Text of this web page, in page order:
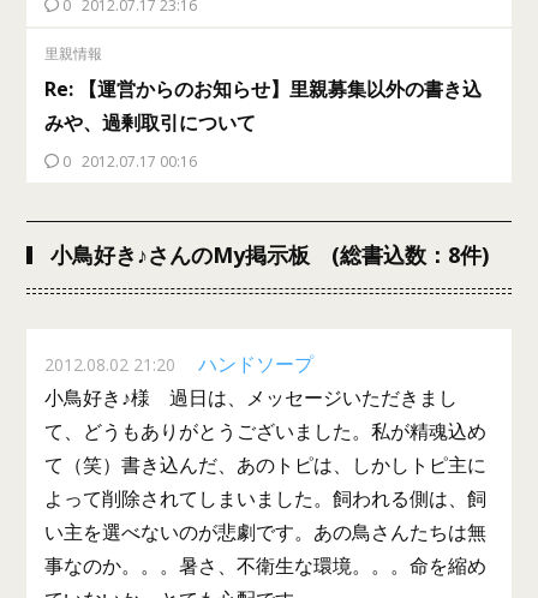
0 2012.07.17 23:16
里親情報
Re: 【運営からのお知らせ】里親募集以外の書き込
みや、過剰取引について
0 2012.07.17 00:16
小鳥好き♪さんのMy掲示板 (総書込数：8件)
2012.08.02 21:20
ハンドソープ
小鳥好き♪様 過日は、メッセージいただきまし
て、どうもありがとうございました。私が精魂込め
て（笑）書き込んだ、あのトピは、しかしトピ主に
よって削除されてしまいました。飼われる側は、飼
い主を選べないのが悲劇です。あの鳥さんたちは無
事なのか。。。暑さ、不衛生な環境。。。命を縮め